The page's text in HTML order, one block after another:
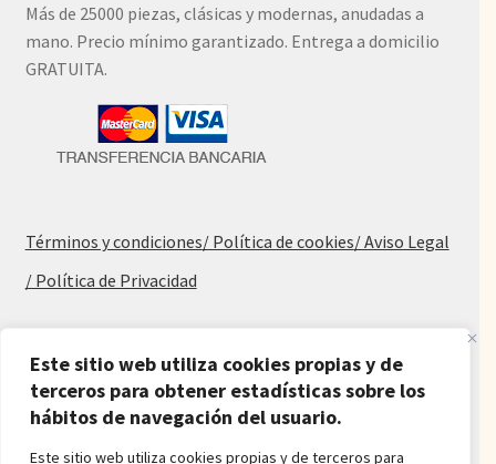
Este sitio web utiliza cookies propias y de
terceros para obtener estadísticas sobre los
hábitos de navegación del usuario.
Este sitio web utiliza cookies propias y de terceros para
Más de 25000 piezas, clásicas y modernas, anudadas a
mano. Precio mínimo garantizado. Entrega a domicilio
GRATUITA.
Términos y condiciones/ Política de cookies/ Aviso Legal
/ Política de Privacidad
Alfombras baratas
Procedencia de las alfombras